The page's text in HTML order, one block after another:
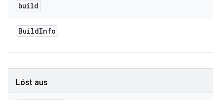
build
BuildInfo
Löst aus